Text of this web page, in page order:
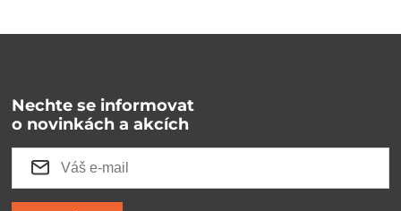
Nechte se informovat
o novinkách a akcích